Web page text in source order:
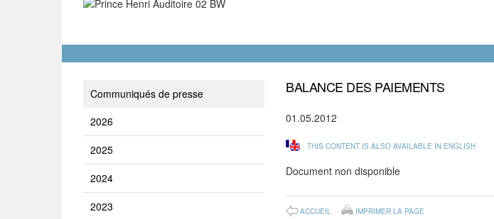
Communiqués de presse
2026
2025
2024
2023
BALANCE DES PAIEMENTS
01.05.2012
THIS CONTENT IS ALSO AVAILABLE IN ENGLISH
Document non disponible
ACCUEIL IMPRIMER LA PAGE